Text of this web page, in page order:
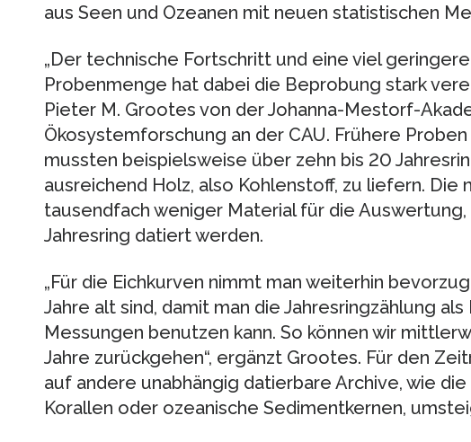
aus Seen und Ozeanen mit neuen statistischen
„Der technische Fortschritt und eine viel
Probenmenge hat dabei die Beprobung stark
Pieter M. Grootes von der Johanna-Mestorf-
Ökosystemforschung an der CAU. Frühere
mussten beispielsweise über zehn bis 20
ausreichend Holz, also Kohlenstoff, zu liefern. Die
tausendfach weniger Material für die Auswertung,
Jahresring datiert werden.
„Für die Eichkurven nimmt man weiterhin
Jahre alt sind, damit man die Jahresringzählung
Messungen benutzen kann. So können wir
Jahre zurückgehen“, ergänzt Grootes. Für den
auf andere unabhängig datierbare Archive, wie
Korallen oder ozeanische Sedimentkernen,